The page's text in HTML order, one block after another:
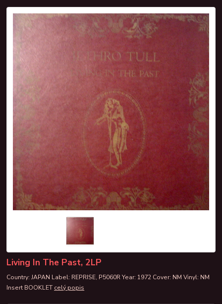
Living In The Past, 2LP
Country: JAPAN Label: REPRISE, P5060R Year: 1972 Cover: NM Vinyl: NM
Insert BOOKLET celý popis